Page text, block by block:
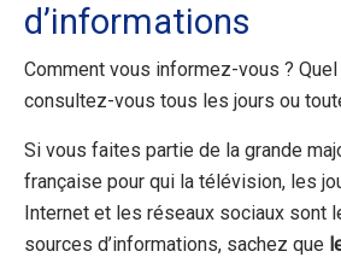
d’informations
Comment vous informez-vous ?
consultez-vous tous les jours ou
Si vous faites partie de la grande
française pour qui la télévision, les
Internet et les réseaux sociaux sont
sources d’informations, sachez que